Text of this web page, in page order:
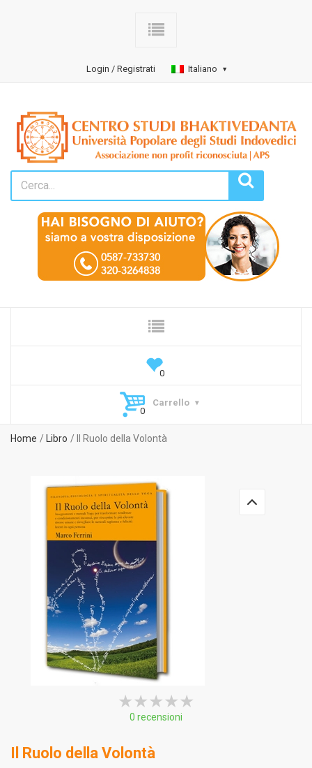
Login / Registrati Italiano
Carrello
Home Libro Il Ruolo della Volontà
★★★★★
★★★★★
★★★★★
0 recensioni
Il Ruolo della Volontà